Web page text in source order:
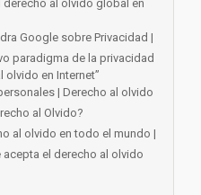
al olvido global en
Google sobre Privacidad |
paradigma de la privacidad
olvido en Internet”
| Derecho al olvido
al Olvido?
al olvido en todo el mundo |
acepta el derecho al olvido